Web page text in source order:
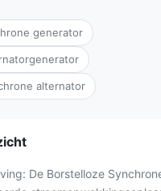
generator
alternator
De Borstelloze